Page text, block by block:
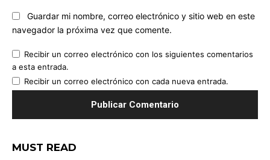
Guardar mi nombre, correo electrónico y sitio web en este
navegador la próxima vez que comente.
Recibir un correo electrónico con los siguientes comentarios
a esta entrada.
Recibir un correo electrónico con cada nueva entrada.
MUST READ